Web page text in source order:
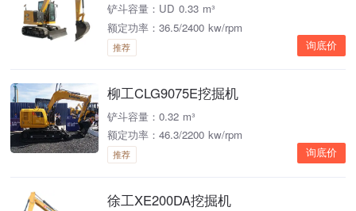
铲斗容量：UD 0.33 m³
额定功率：36.5/2400 kw/rpm
推荐 询底价
柳工CLG9075E挖掘机
铲斗容量：0.32 m³
额定功率：46.3/2200 kw/rpm
推荐 询底价
徐工XE200DA挖掘机